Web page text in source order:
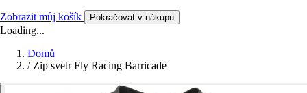
Zobrazit můj košík Pokračovat v nákupu
Loading...
Domů
/ Zip svetr Fly Racing Barricade